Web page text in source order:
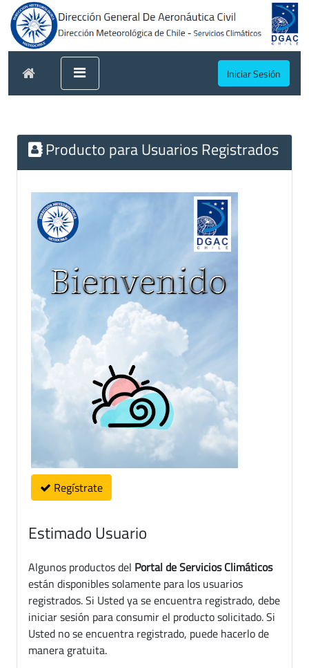
Iniciar Sesión
Producto para Usuarios Registrados
Regístrate
Estimado Usuario
Algunos productos del Portal de Servicios Climáticos
están disponibles solamente para los usuarios
registrados. Si Usted ya se encuentra registrado, debe
iniciar sesión para consumir el producto solicitado. Si
Usted no se encuentra registrado, puede hacerlo de
manera gratuita.